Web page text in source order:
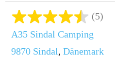
(5)
A35 Sindal Camping
9870 Sindal, Dänemark